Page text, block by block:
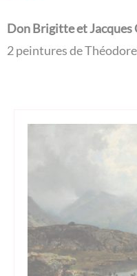
Don Brigitte et Jacques
2 peintures de